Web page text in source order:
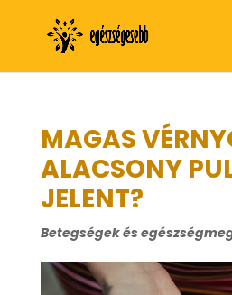
MAGAS
ALACSONY
JELENT?
Betegségek és